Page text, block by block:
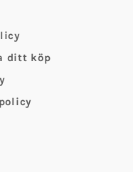
ditt köp